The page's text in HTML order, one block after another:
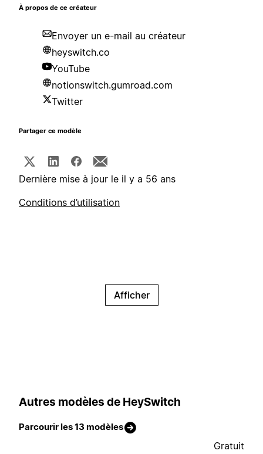
À propos de ce créateur
Envoyer un e-mail au créateur
heyswitch.co
YouTube
notionswitch.gumroad.com
Twitter
Partager ce modèle
Dernière mise à jour le il y a 56 ans
Conditions d’utilisation
Afficher
Autres modèles de HeySwitch
Parcourir les 13 modèles
Gratuit